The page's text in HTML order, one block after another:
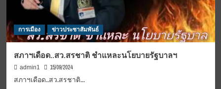
การเมือง ข่าวประชาสัมพันธ์
สภาฯเดือด..สว.สรชาติ ชำแหละนโยบายรัฐบาลฯ
admin1 15/09/2024
สภาฯเดือด..สว.สรชาติ...